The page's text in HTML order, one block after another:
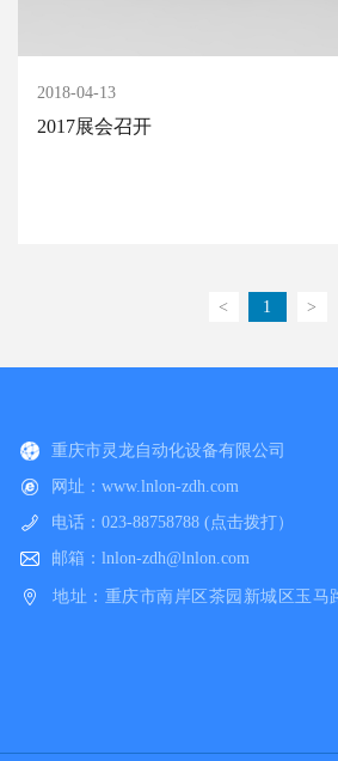
2018-04-13
2017展会召开
< 1 >
重庆市灵龙自动化设备有限公司
网址：www.lnlon-zdh.com
电话：023-88758788 (点击拨打）
邮箱：lnlon-zdh@lnlon.com
地址：重庆市南岸区茶园新城区玉马